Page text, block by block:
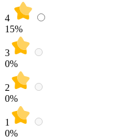
4
15%
3
0%
2
0%
1
0%